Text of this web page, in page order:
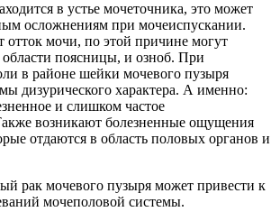
в устье мочеточника, это может
осложнениям при мочеиспускании.
отток мочи, по этой причине могут
поясницы, и озноб. При
в районе шейки мочевого пузыря
дизурического характера. А именно:
и слишком частое
возникают болезненные ощущения
отдаются в область половых органов и
рак мочевого пузыря может привести к
мочеполовой системы.